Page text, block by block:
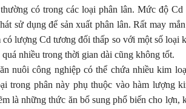
có trong các loại phân lân. Mức độ Cd
sử dụng để sản xuất phân lân. Rất may
lượng Cd tương đối thấp so với một số loại
nhiều trong thời gian dài cũng không tốt.
nuôi công nghiệp có thể chứa nhiều kim
phân này phụ thuộc vào hàm lượng
là những thức ăn bổ sung phổ biến cho lợn,